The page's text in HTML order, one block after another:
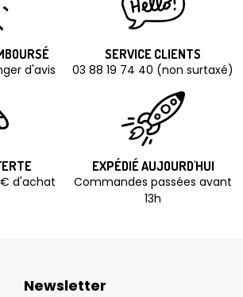
d'avis
SERVICE CLIENTS
03 88 19 74 40 (non surtaxé)
d'achat
EXPÉDIÉ AUJOURD'HUI
Commandes passées avant
13h
Newsletter